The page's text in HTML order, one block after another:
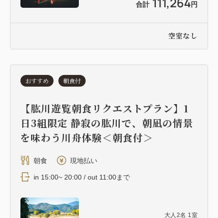
合計 円
空室なし
大人 2名 1 室
おすすめ 朝食付
【肱川遊覧朝食リクエストプラン】1
日3組限定 静寂の肱川で、朝凪の情景
を味わう川舟体験＜朝食付＞
朝食 現地払い
in 15:00~ 20:00 / out 11:00まで